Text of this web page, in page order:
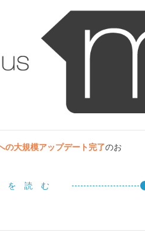
大規模アップデート完了のお
を 読 む